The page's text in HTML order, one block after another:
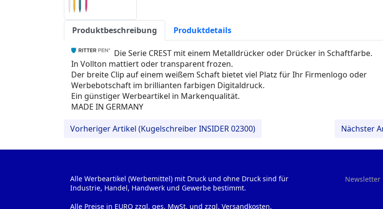
Produktbeschreibung Produktdetails
Die Serie CREST mit einem Metalldrücker oder Drücker in Schaftfarbe.
In Vollton mattiert oder transparent frozen.
Der breite Clip auf einem weißem Schaft bietet viel Platz für Ihr Firmenlogo oder
Werbebotschaft im brillianten farbigen Digitaldruck.
Ein günstiger Werbeartikel in Markenqualität.
MADE IN GERMANY
Vorheriger Artikel (Kugelschreiber INSIDER 02300) Nächster
Alle Werbeartikel (Werbemittel) mit Druck und ohne Druck sind für
Industrie, Handel, Handwerk und Gewerbe bestimmt.
Alle Preise in EURO zzgl. ges. MwSt. und zzgl. Versandkosten.
Newsletter